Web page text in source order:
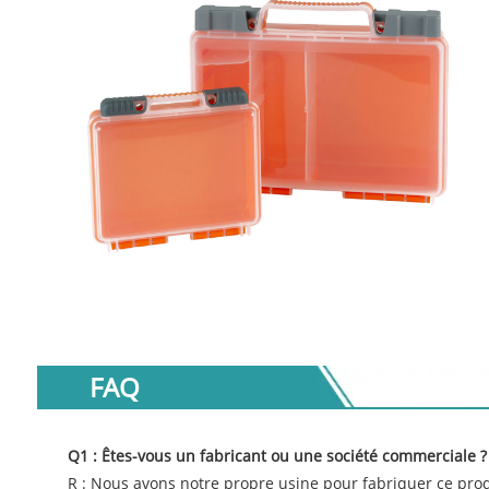
FAQ
Q1 : Êtes-vous un fabricant ou une société commerciale ?
R : Nous avons notre propre usine pour fabriquer ce